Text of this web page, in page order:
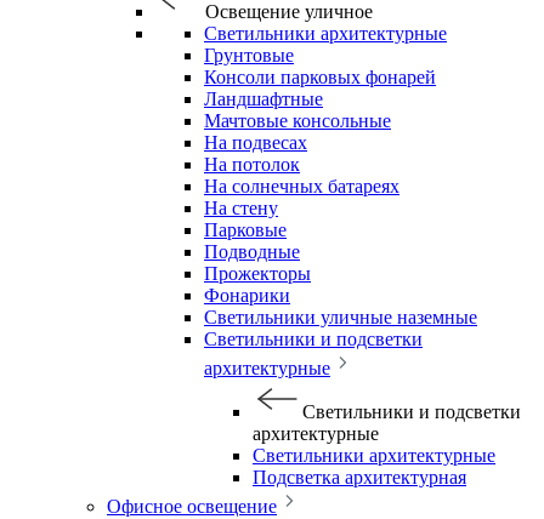
Освещение уличное
Светильники архитектурные
Грунтовые
Консоли парковых фонарей
Ландшафтные
Мачтовые консольные
На подвесах
На потолок
На солнечных батареях
На стену
Парковые
Подводные
Прожекторы
Фонарики
Светильники уличные наземные
Светильники и подсветки
архитектурные
Светильники и подсветки
архитектурные
Светильники архитектурные
Подсветка архитектурная
Офисное освещение